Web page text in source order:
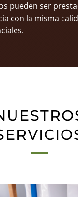
pueden ser
con la misma